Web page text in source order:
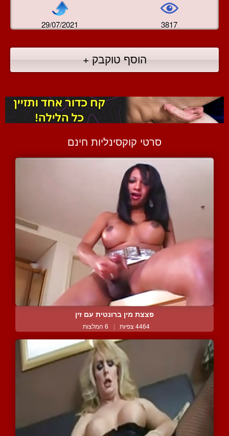
29/07/2021 3817
הוסף טוקבק +
סרטי קוקסינליות חינם
פצצת מין ברונטית עם זין
4464 צפיות | 6 המלצות